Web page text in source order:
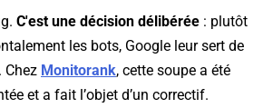
C'est une décision délibérée : plutôt
les bots, Google leur sert de
Chez Monitorank, cette soupe a été
et a fait l’objet d’un correctif.